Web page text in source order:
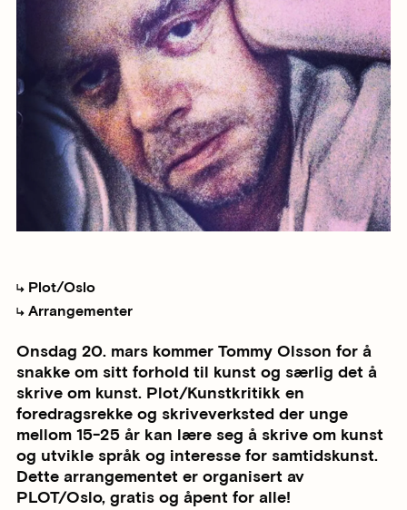
Plot/Oslo
Arrangementer
Onsdag 20. mars kommer Tommy Olsson for å
snakke om sitt forhold til kunst og særlig det å
skrive om kunst. Plot/Kunstkritikk en
foredragsrekke og skriveverksted der unge
mellom 15-25 år kan lære seg å skrive om kunst
og utvikle språk og interesse for samtidskunst.
Dette arrangementet er organisert av
PLOT/Oslo, gratis og åpent for alle!